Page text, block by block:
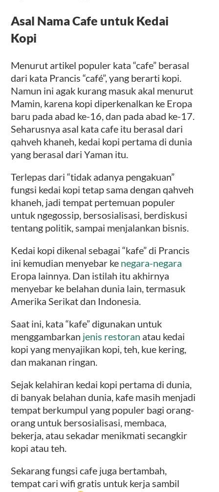
Asal Nama Cafe untuk Kedai
Kopi
Menurut artikel populer kata “cafe” berasal
dari kata Prancis “café”, yang berarti kopi.
Namun ini agak kurang masuk akal menurut
Mamin, karena kopi diperkenalkan ke Eropa
baru pada abad ke-16, dan pada abad ke-17.
Seharusnya asal kata cafe itu berasal dari
qahveh khaneh, kedai kopi pertama di dunia
yang berasal dari Yaman itu.
Terlepas dari “tidak adanya pengakuan”
fungsi kedai kopi tetap sama dengan qahveh
khaneh, jadi tempat pertemuan populer
untuk ngegossip, bersosialisasi, berdiskusi
tentang politik, sampai menjalankan bisnis.
Kedai kopi dikenal sebagai “kafe” di Prancis
ini kemudian menyebar ke negara-negara
Eropa lainnya. Dan istilah itu akhirnya
menyebar ke belahan dunia lain, termasuk
Amerika Serikat dan Indonesia.
Saat ini, kata “kafe” digunakan untuk
menggambarkan jenis restoran atau kedai
kopi yang menyajikan kopi, teh, kue kering,
dan makanan ringan.
Sejak kelahiran kedai kopi pertama di dunia,
di banyak belahan dunia, kafe masih menjadi
tempat berkumpul yang populer bagi orang-
orang untuk bersosialisasi, membaca,
bekerja, atau sekadar menikmati secangkir
kopi atau teh.
Sekarang fungsi cafe juga bertambah,
tempat cari wifi gratis untuk kerja sambil